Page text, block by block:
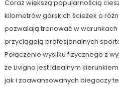
Coraz większą popularnością
kilometrów górskich ścieżek o
pozwalają trenować w
przyciągają profesjonalnych
Połączenie wysiłku fizycznego z
że Livigno jest idealnym
jak i zaawansowanych biegaczy